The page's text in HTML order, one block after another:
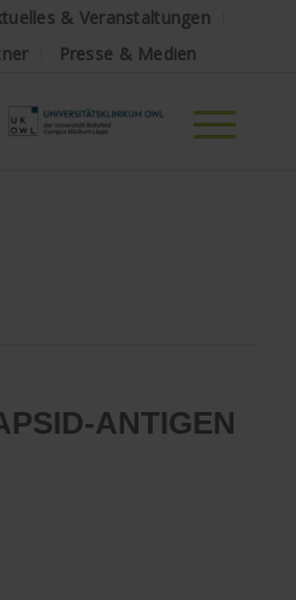
& Veranstaltungen
Presse & Medien
ANTIGEN